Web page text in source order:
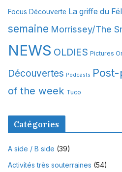
Focus Découverte La griffe du
semaine Morrissey/The
NEWS OLDIES Pictures
Découvertes Podcasts
of the week Tuco
Catégories
A side / B side (39)
Activités très souterraines (54)